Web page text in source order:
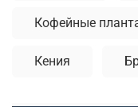
Кофейные
Кения